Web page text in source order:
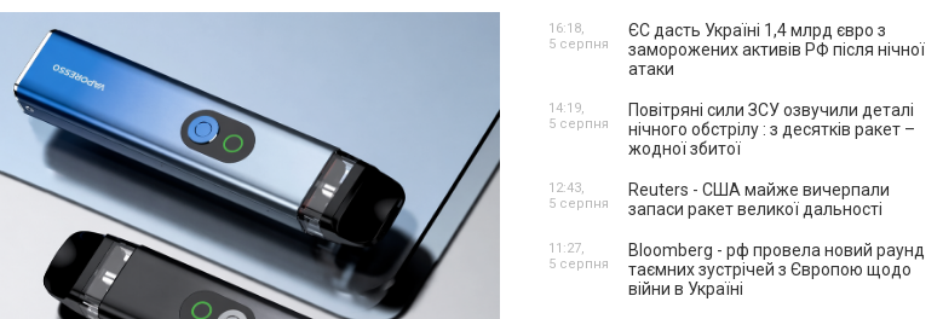
ЄС дасть Україні 1,4 млрд євро з
заморожених активів РФ після нічної
атаки
16:18,
5 серпня
Повітряні сили ЗСУ озвучили деталі
нічного обстрілу : з десятків ракет –
жодної збитої
14:19,
5 серпня
Reuters - США майже вичерпали
запаси ракет великої дальності
12:43,
5 серпня
Bloomberg - рф провела новий раунд
таємних зустрічей з Європою щодо
війни в Україні
11:27,
5 серпня